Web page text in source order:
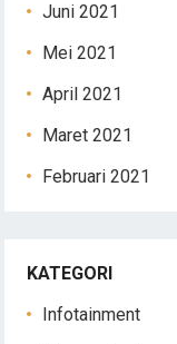
Juni 2021
Mei 2021
April 2021
Maret 2021
Februari 2021
KATEGORI
Infotainment